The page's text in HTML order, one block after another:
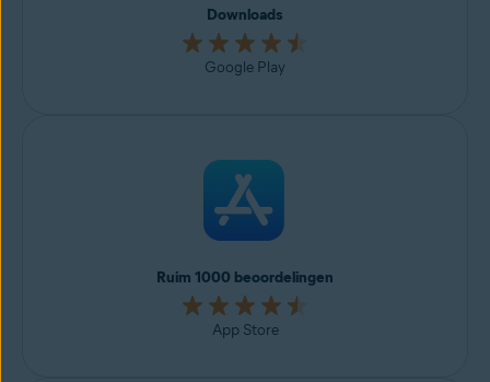
Downloads
Google Play
Ruim 1000 beoordelingen
App Store